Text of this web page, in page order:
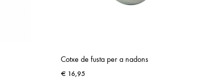
Cotxe de fusta per a nadons
€ 16,95